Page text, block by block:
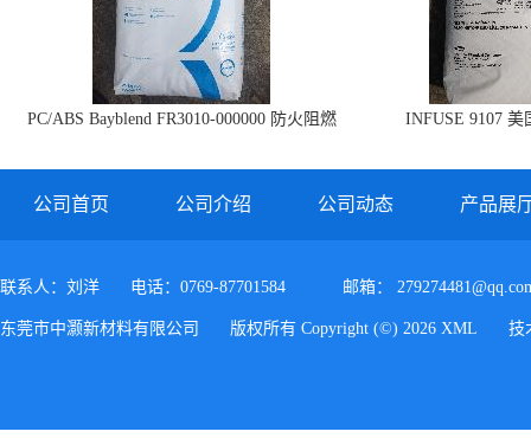
PC/ABS Bayblend FR3010-000000 防火阻燃
INFUSE 9107 美
公司首页 公司介绍 公司动态 产品展
联系人：刘洋 电话：0769-87701584 邮箱：
东莞市中灏新材料有限公司 版权所有 Copyright (©) 2026 XML 技